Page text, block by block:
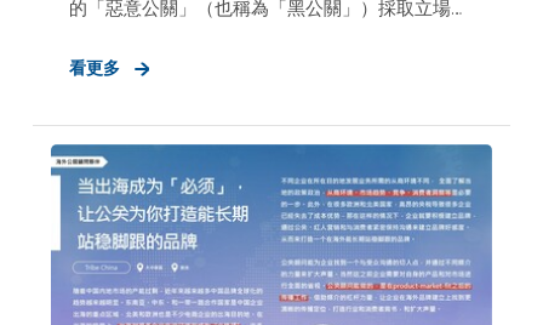
的「惡意公關」（也稱為「黑公關」）採取立場與
布了一項500萬元人民幣的獎勵計劃，以應對這一
看更多